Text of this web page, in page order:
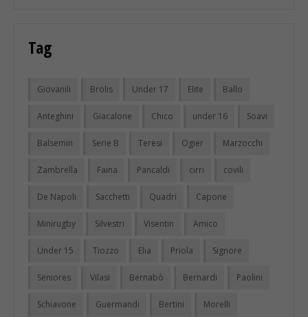
Tag
Giovanili Brolis Under 17 Elite Ballo
Anteghini Giacalone Chico under 16 Soavi
Balsemin Serie B Teresi Ogier Marzocchi
Zambrella Faina Pancaldi cirri covili
De Napoli Sacchetti Quadri Capone
Minirugby Silvestri Visentin Amico
Under 15 Tiozzo Elia Priola Signore
Seniores Vilasi Bernabò Bernardi Paolini
Schiavone Guermandi Bertini Morelli